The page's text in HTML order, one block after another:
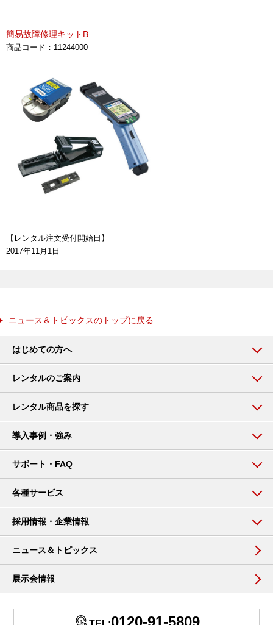
簡易故障修理キットB
商品コード：11244000
【レンタル注文受付開始日】
2017年11月1日
ニュース＆トピックスのトップに戻る
はじめての方へ
レンタルのご案内
レンタル商品を探す
導入事例・強み
サポート・FAQ
各種サービス
採用情報・企業情報
ニュース＆トピックス
展示会情報
0120-91-5809